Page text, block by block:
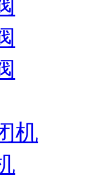
机